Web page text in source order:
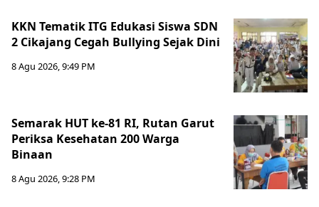
KKN Tematik ITG Edukasi Siswa SDN
2 Cikajang Cegah Bullying Sejak Dini
8 Agu 2026, 9:49 PM
Semarak HUT ke-81 RI, Rutan Garut
Periksa Kesehatan 200 Warga
Binaan
8 Agu 2026, 9:28 PM